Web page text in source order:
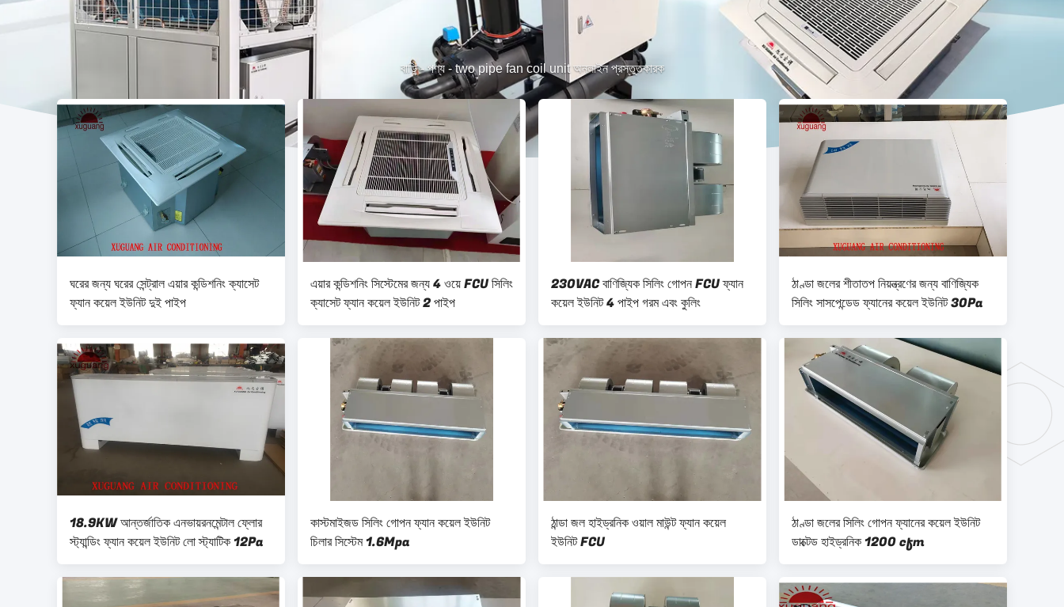
বাড়ি-পণ্য-two pipe fan coil unit অনলাইন প্রস্তুতকারক
ঘরের জন্য ঘরের সেন্ট্রাল এয়ার কন্ডিশনিং ক্যাসেট
ফ্যান কয়েল ইউনিট দুই পাইপ
এয়ার কন্ডিশনিং সিস্টেমের জন্য 4 ওয়ে FCU সিলিং
ক্যাসেট ফ্যান কয়েল ইউনিট 2 পাইপ
230VAC বাণিজ্যিক সিলিং গোপন FCU ফ্যান
কয়েল ইউনিট 4 পাইপ গরম এবং কুলিং
ঠাণ্ডা জলের শীতাতপ নিয়ন্ত্রণের জন্য বাণিজ্যিক
সিলিং সাসপেন্ডেড ফ্যানের কয়েল ইউনিট 30Pa
18.9KW আন্তর্জাতিক এনভায়রনমেন্টাল ফ্লোর
স্ট্যান্ডিং ফ্যান কয়েল ইউনিট লো স্ট্যাটিক 12Pa
কাস্টমাইজড সিলিং গোপন ফ্যান কয়েল ইউনিট
চিলার সিস্টেম 1.6Mpa
ঠান্ডা জল হাইড্রনিক ওয়াল মাউন্ট ফ্যান কয়েল
ইউনিট FCU
ঠাণ্ডা জলের সিলিং গোপন ফ্যানের কয়েল ইউনিট
ডাক্টেড হাইড্রনিক 1200 cfm